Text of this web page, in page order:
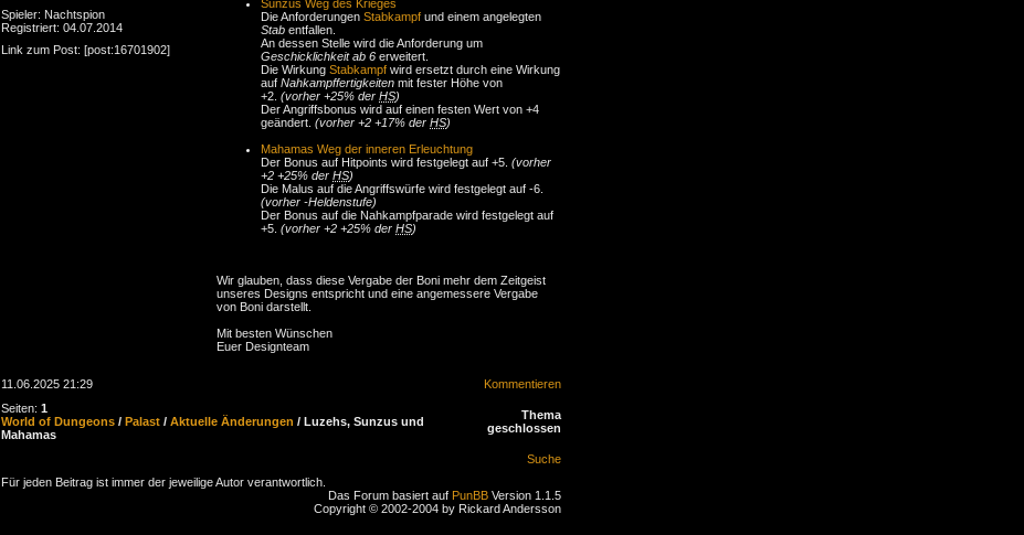
Spieler: Nachtspion
Registriert: 04.07.2014
Link zum Post: [post:16701902]
Sunzus Weg des Krieges
Die Anforderungen Stabkampf und einem angelegten
Stab entfallen.
An dessen Stelle wird die Anforderung um
Geschicklichkeit ab 6 erweitert.
Die Wirkung Stabkampf wird ersetzt durch eine Wirkung
auf Nahkampffertigkeiten mit fester Höhe von
+2. (vorher +25% der HS)
Der Angriffsbonus wird auf einen festen Wert von +4
geändert. (vorher +2 +17% der HS)
Mahamas Weg der inneren Erleuchtung
Der Bonus auf Hitpoints wird festgelegt auf +5. (vorher
+2 +25% der HS)
Die Malus auf die Angriffswürfe wird festgelegt auf -6.
(vorher -Heldenstufe)
Der Bonus auf die Nahkampfparade wird festgelegt auf
+5. (vorher +2 +25% der HS)
Wir glauben, dass diese Vergabe der Boni mehr dem Zeitgeist
unseres Designs entspricht und eine angemessere Vergabe
von Boni darstellt.
Mit besten Wünschen
Euer Designteam
11.06.2025 21:29
Kommentieren
Seiten: 1
World of Dungeons / Palast / Aktuelle Änderungen / Luzehs, Sunzus und
Mahamas
Thema
geschlossen
Suche
Für jeden Beitrag ist immer der jeweilige Autor verantwortlich.
Das Forum basiert auf PunBB Version 1.1.5
Copyright © 2002-2004 by Rickard Andersson